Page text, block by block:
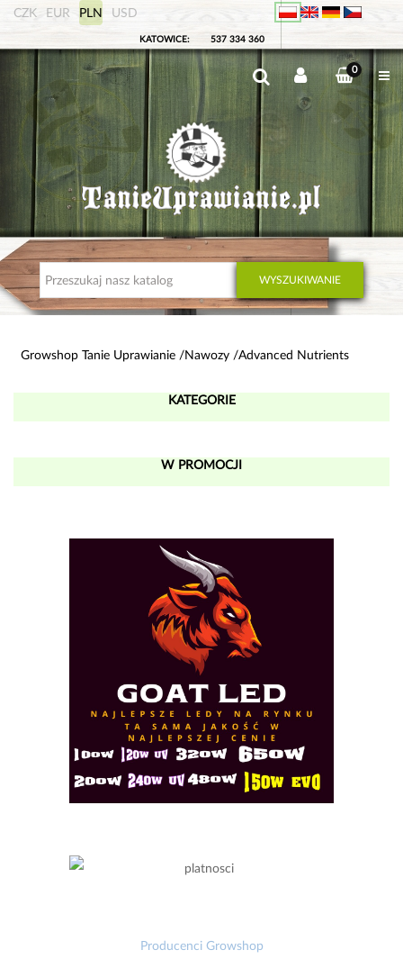
CZK EUR PLN USD
KATOWICE: 537 334 360
0
WYSZUKIWANIE
Growshop Tanie Uprawianie Nawozy Advanced Nutrients
KATEGORIE
W PROMOCJI
Producenci Growshop